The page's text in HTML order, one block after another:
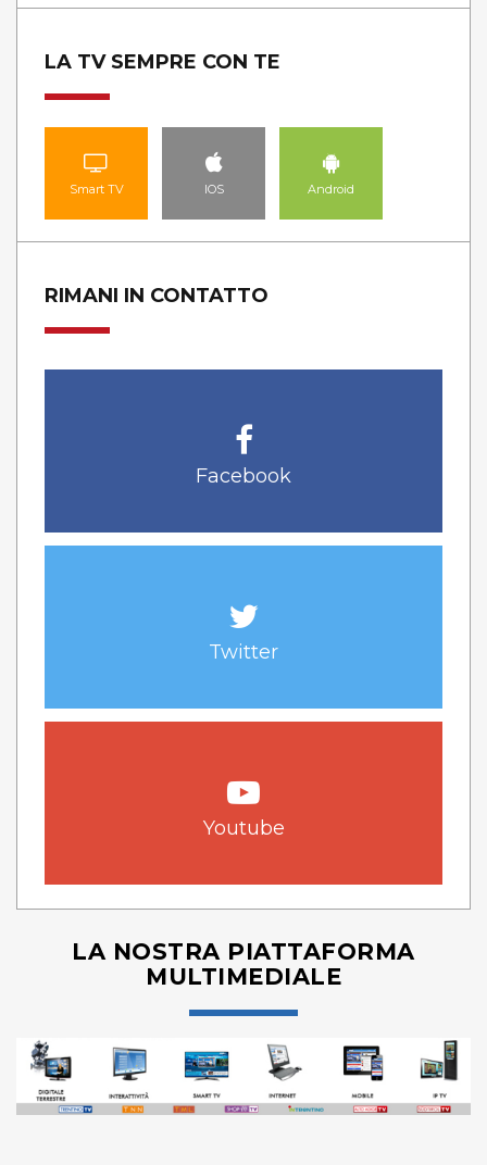
LA TV SEMPRE CON TE
Smart TV IOS Android
RIMANI IN CONTATTO
Facebook
Twitter
Youtube
LA NOSTRA PIATTAFORMA
MULTIMEDIALE